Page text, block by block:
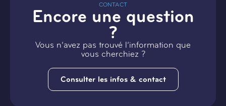
CONTACT
Encore une question
?
Vous n’avez pas trouvé l’information que
vous cherchiez ?
Consulter les infos & contact